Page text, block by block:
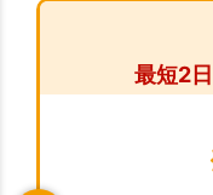
最短2日